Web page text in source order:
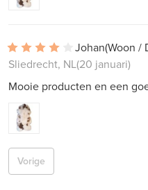
Johan(Woon /
Sliedrecht, NL(20 januari)
Mooie producten en een
Vorige